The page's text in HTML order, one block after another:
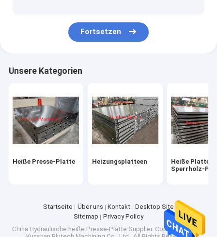
Fabrik-Ausflug
Treten Sie mit uns in Verbindung
Heiße Presse-Platte
Elektrische erhitzte Platteen
Fortsetzen
Unsere Kategorien
Heiße Presse-Platte Heizungsplatteen
Heiße Platte
Sperrholz-
Startseite Über uns Kontakt
Desktop Site
Sitemap
Privacy Policy
China Hydraulische heiße Presse-Platte Supplier. Copyright © 2026